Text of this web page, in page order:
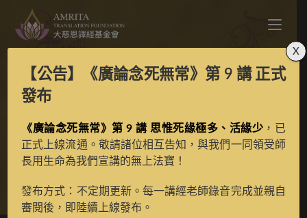
納塘百法之藍色不動明
王彩唐
【公告】 《廣論念死無常》第 9 講正式
發布
《廣論念死無常》第 9 講 思惟死緣極多、活緣少 ，已
正式上線流通。敬請諸位相互告知，與我們一同領受師
長用生命為我們宣講的無上法寶！
發布方式：不定期更新。每一講經老師錄音完成並親自
審閱後，即陸續上線發布。
X